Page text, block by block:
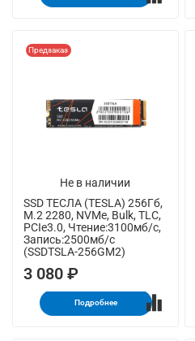
Не в наличии
Предзаказ
SSD ТЕСЛА (TESLA) 256Гб,
M.2 2280, NVMe, Bulk, TLC,
PCIe3.0, Чтение:3100мб/с,
Запись:2500мб/с
(SSDTSLA-256GM2)
3 080 ₽
Подробнее